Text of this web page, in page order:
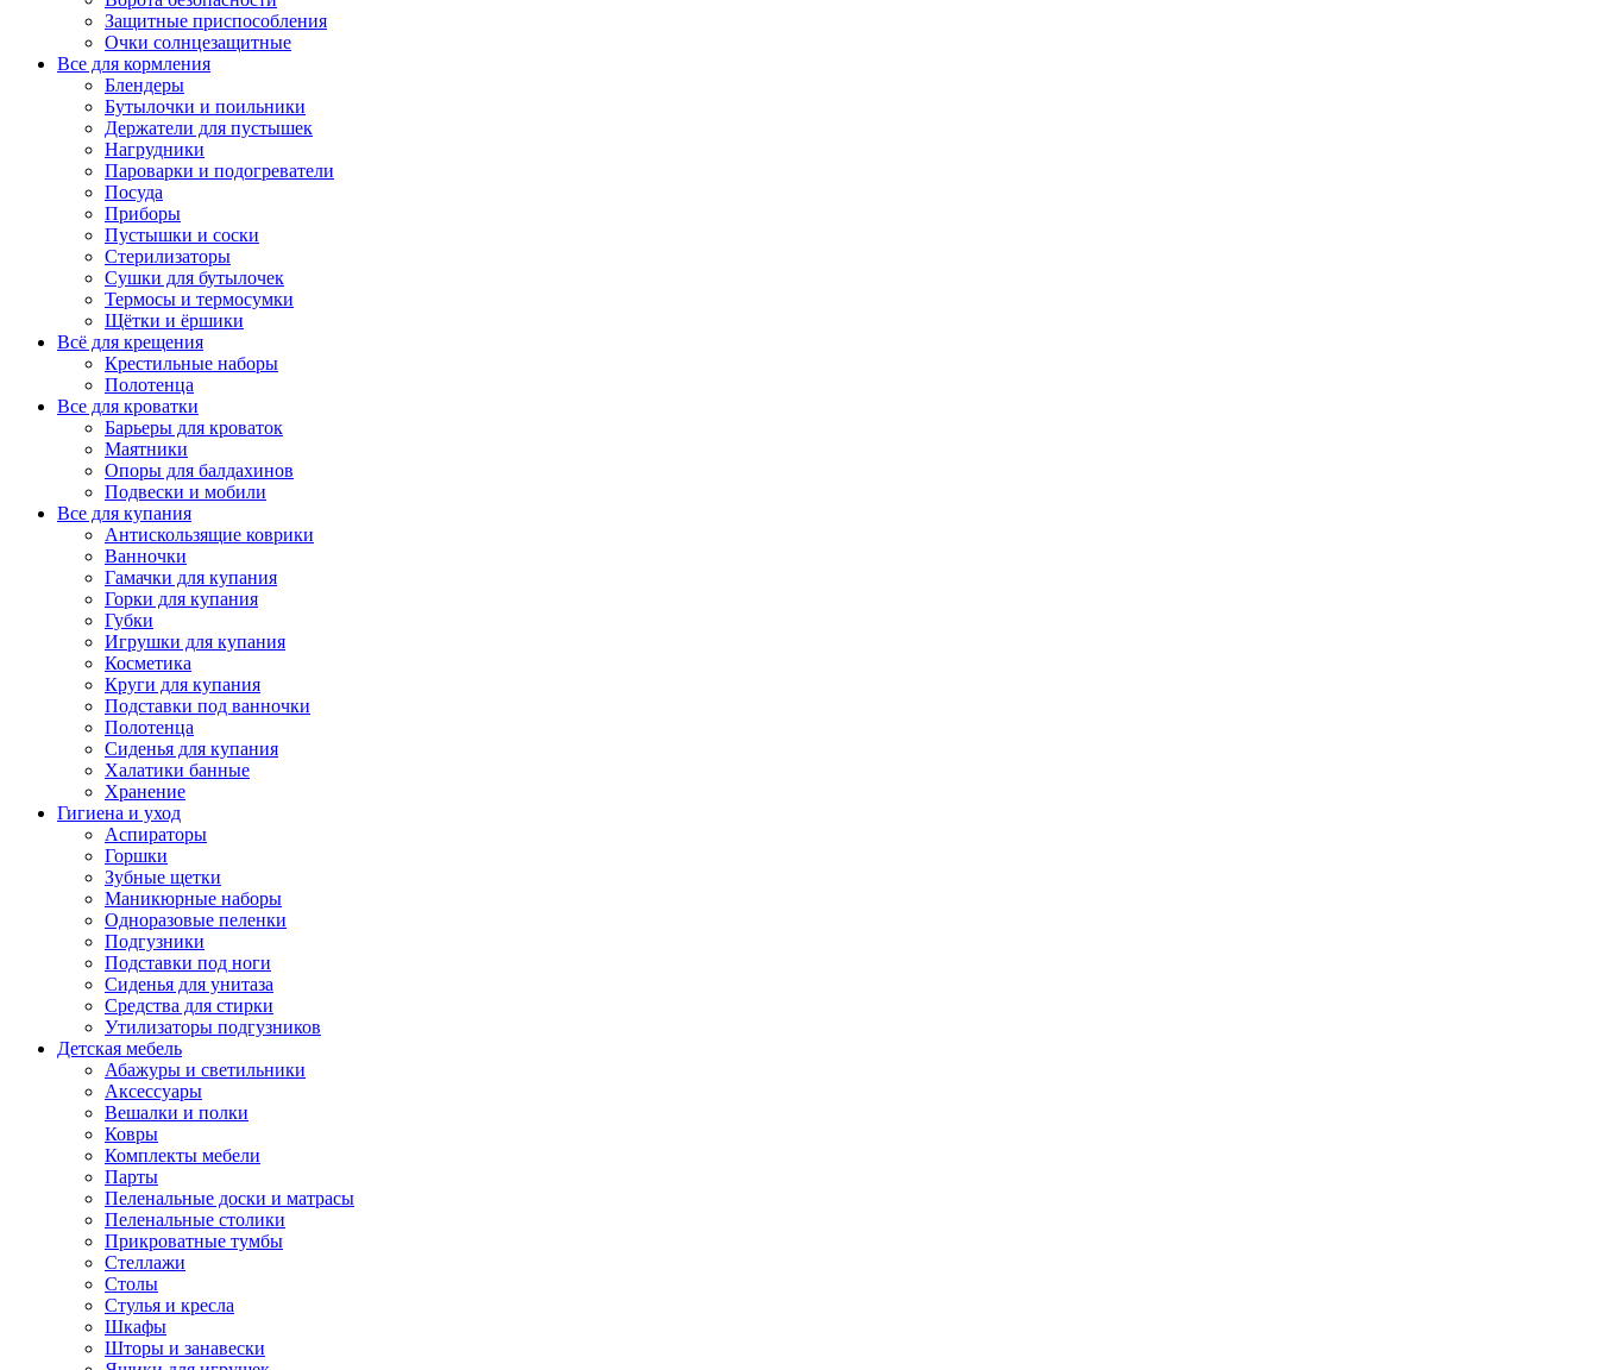
Защитные приспособления
Очки солнцезащитные
Все для кормления
Блендеры
Бутылочки и поильники
Держатели для пустышек
Нагрудники
Пароварки и подогреватели
Посуда
Приборы
Пустышки и соски
Стерилизаторы
Сушки для бутылочек
Термосы и термосумки
Щётки и ёршики
Всё для крещения
Крестильные наборы
Полотенца
Все для кроватки
Барьеры для кроваток
Маятники
Опоры для балдахинов
Подвески и мобили
Все для купания
Антискользящие коврики
Ванночки
Гамачки для купания
Горки для купания
Губки
Игрушки для купания
Косметика
Круги для купания
Подставки под ванночки
Полотенца
Сиденья для купания
Халатики банные
Хранение
Гигиена и уход
Аспираторы
Горшки
Зубные щетки
Маникюрные наборы
Одноразовые пеленки
Подгузники
Подставки под ноги
Сиденья для унитаза
Средства для стирки
Утилизаторы подгузников
Детская мебель
Абажуры и светильники
Аксессуары
Вешалки и полки
Ковры
Комплекты мебели
Парты
Пеленальные доски и матрасы
Пеленальные столики
Прикроватные тумбы
Стеллажи
Столы
Стулья и кресла
Шкафы
Шторы и занавески